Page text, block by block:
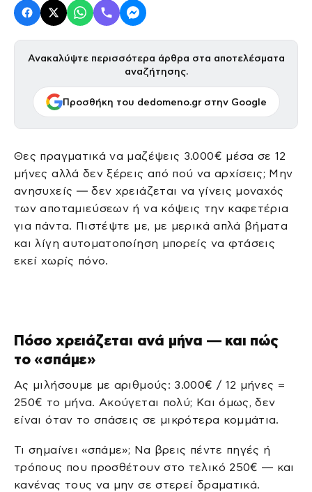
Ανακαλύψτε περισσότερα άρθρα στα αποτελέσματα
αναζήτησης.
Προσθήκη του dedomeno.gr στην Google
Θες πραγματικά να μαζέψεις 3.000€ μέσα σε 12
μήνες αλλά δεν ξέρεις από πού να αρχίσεις; Μην
ανησυχείς — δεν χρειάζεται να γίνεις μοναχός
των αποταμιεύσεων ή να κόψεις την καφετέρια
για πάντα. Πιστέψτε με, με μερικά απλά βήματα
και λίγη αυτοματοποίηση μπορείς να φτάσεις
εκεί χωρίς πόνο.
Πόσο χρειάζεται ανά μήνα — και πώς
το «σπάμε»
Ας μιλήσουμε με αριθμούς: 3.000€ / 12 μήνες =
250€ το μήνα. Ακούγεται πολύ; Και όμως, δεν
είναι όταν το σπάσεις σε μικρότερα κομμάτια.
Τι σημαίνει «σπάμε»; Να βρεις πέντε πηγές ή
τρόπους που προσθέτουν στο τελικό 250€ — και
κανένας τους να μην σε στερεί δραματικά.